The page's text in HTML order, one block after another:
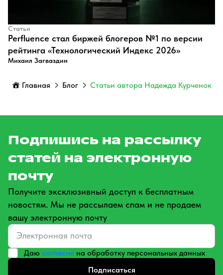
Статьи
Perfluence стал биржей блогеров №1 по версии
рейтинга «Технологический Индекс 2026»
Михаил Загваздин
Главная Блог Статьи автора Надежда Курченок
Подпишись на рассылку
статей на электронную
почту
Получите эксклюзивный доступ к бесплатным
новостям. Мы не рассылаем спам и не продаем
вашу электронную почту
Даю согласие на обработку персональных данных
Подписаться